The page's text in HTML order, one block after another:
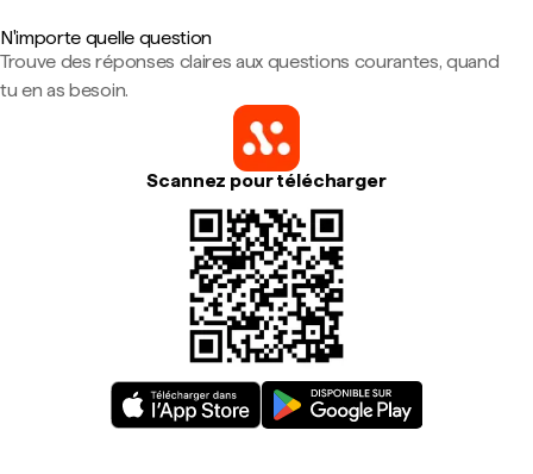
N'importe quelle question
Trouve des réponses claires aux questions courantes, quand
tu en as besoin.
Scannez pour télécharger